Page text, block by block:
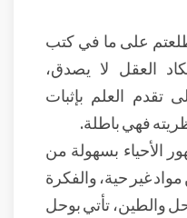
اطلعتم على ما في كتب
العقل لا يصدق،
تقدم العلم بإثبات
فهي باطلة.
الأحياء بسهولة من
غير حية، والفكرة
والطين، تأتي بوحل